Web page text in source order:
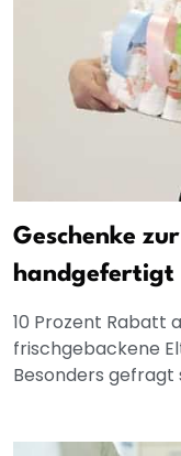
Geschenke
handgefertigt
10 Prozent Rabatt
frischgebackene
Besonders gefragt